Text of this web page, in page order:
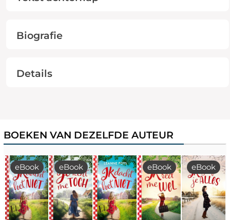
Biografie
Details
BOEKEN VAN DEZELFDE AUTEUR
eBook eBook eBook eBook